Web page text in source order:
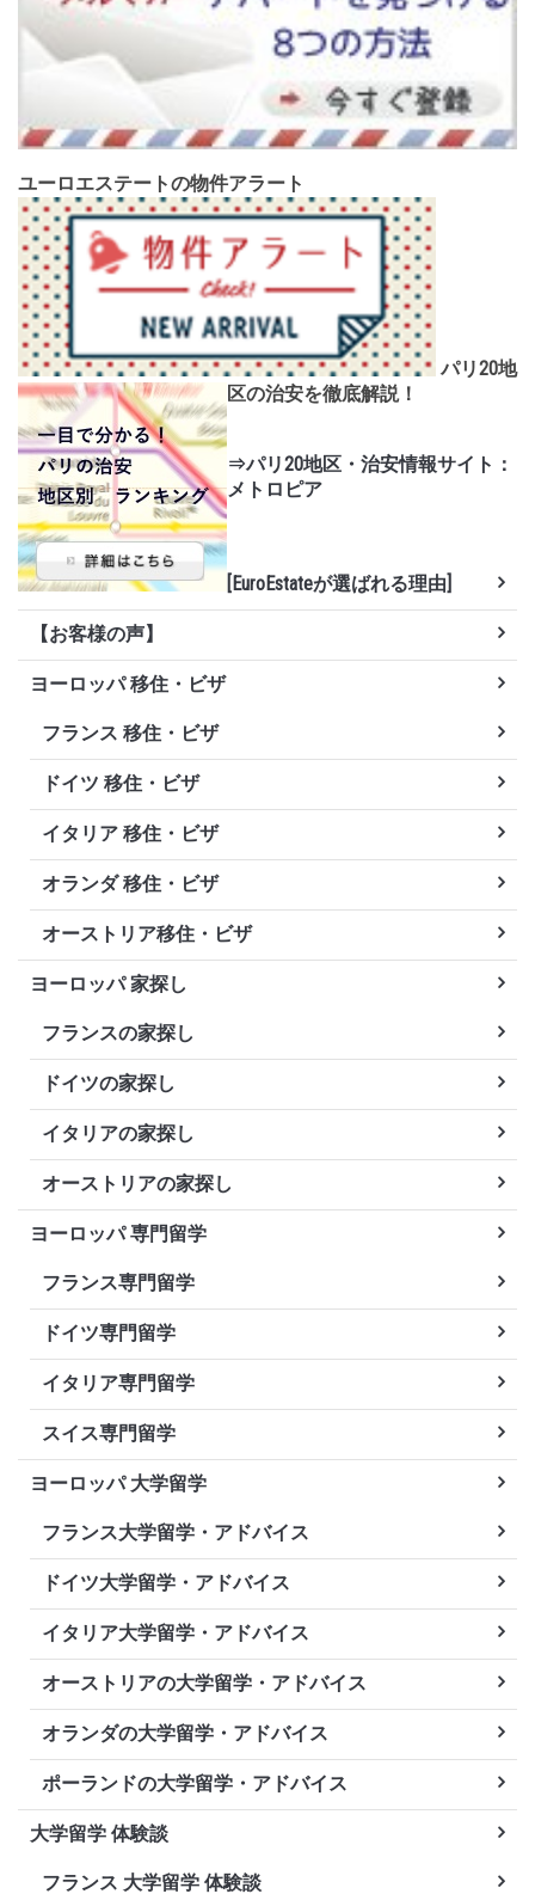
ユーロエステートの物件アラート
パリ20地
区の治安を徹底解説！
⇒パリ20地区・治安情報サイト：
メトロピア
[EuroEstateが選ばれる理由]
【お客様の声】
ヨーロッパ 移住・ビザ
フランス 移住・ビザ
ドイツ 移住・ビザ
イタリア 移住・ビザ
オランダ 移住・ビザ
オーストリア移住・ビザ
ヨーロッパ 家探し
フランスの家探し
ドイツの家探し
イタリアの家探し
オーストリアの家探し
ヨーロッパ 専門留学
フランス専門留学
ドイツ専門留学
イタリア専門留学
スイス専門留学
ヨーロッパ 大学留学
フランス大学留学・アドバイス
ドイツ大学留学・アドバイス
イタリア大学留学・アドバイス
オーストリアの大学留学・アドバイス
オランダの大学留学・アドバイス
ポーランドの大学留学・アドバイス
大学留学 体験談
フランス 大学留学 体験談